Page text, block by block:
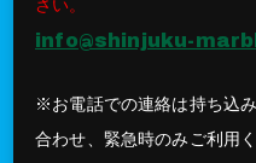
さい。
info@shinjuku-
※お電話での連絡は持ち込
合わせ、緊急時のみご利用く